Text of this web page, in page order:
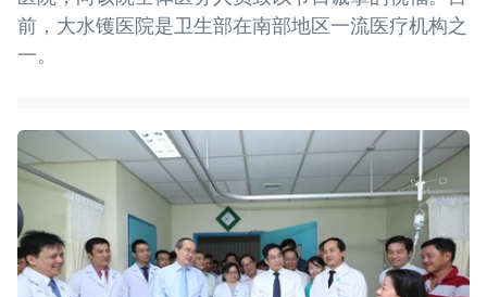
前，大水镬医院是卫生部在南部地区一流医疗机构之
一。